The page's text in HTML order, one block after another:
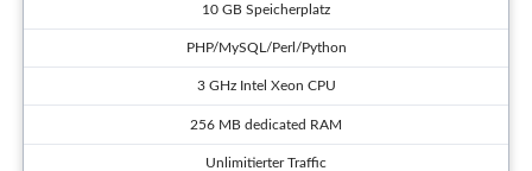
10 GB Speicherplatz
PHP/MySQL/Perl/Python
3 GHz Intel Xeon CPU
256 MB dedicated RAM
Unlimitierter Traffic